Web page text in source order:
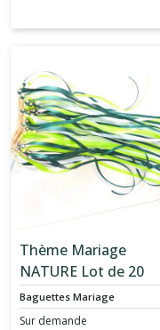
Thème Mariage
NATURE Lot de 20
Baguettes 2 Rubans
pour Haie d'honneur
Baguettes Mariage
Sur demande